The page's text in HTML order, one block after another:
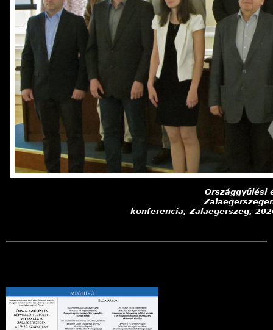
Országgyűlési
konferencia, Zalaegerszeg,